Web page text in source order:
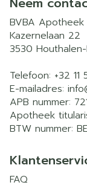
BVBA Apotheek
Kazernelaan 22
3530
Telefoon: +32 11
E-mailadres:
APB nummer:
Apotheek
BTW nummer:
FAQ